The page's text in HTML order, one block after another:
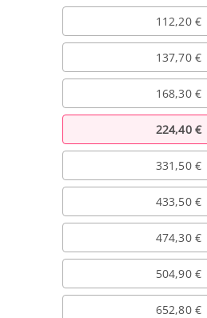
112,20 €
137,70 €
168,30 €
224,40 €
331,50 €
433,50 €
474,30 €
504,90 €
652,80 €